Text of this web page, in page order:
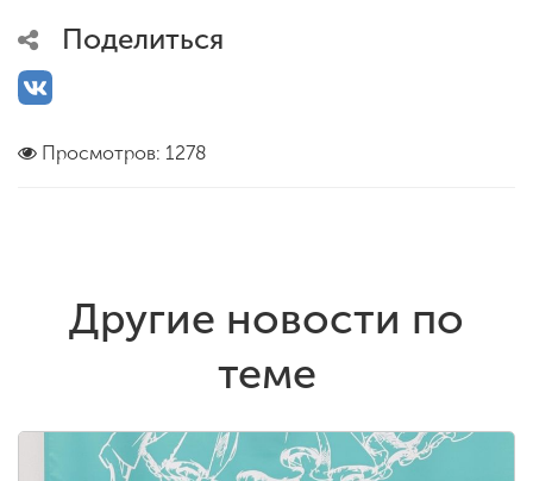
Поделиться
Просмотров: 1278
Другие новости по
теме